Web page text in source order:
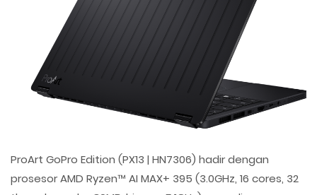
ProArt GoPro Edition (PX13 | HN7306) hadir dengan
prosesor AMD Ryzen™ AI MAX+ 395 (3.0GHz, 16 cores, 32